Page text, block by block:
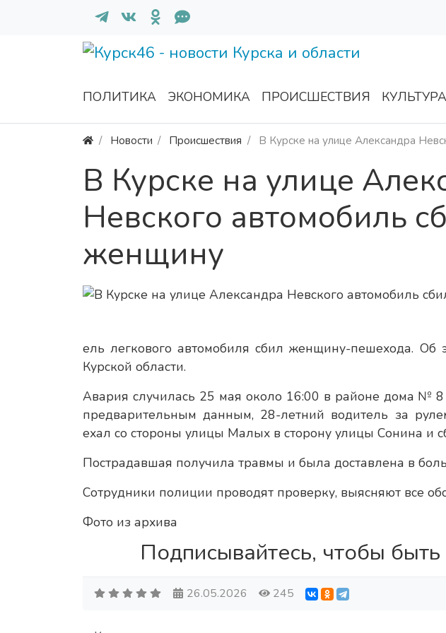
ПОЛИТИКА ЭКОНОМИКА ПРОИСШЕСТВИЯ КУЛЬТУРА
Новости Происшествия В Курске на улице Александра
В Курске на улице
Невского автомобиль
женщину
ель легкового автомобиля сбил женщину-пешехода. Об
Курской области.
Авария случилась 25 мая около 16:00 в районе дома №
предварительным данным, 28-летний водитель за
ехал со стороны улицы Малых в сторону улицы Сонина и
Пострадавшая получила травмы и была доставлена в
Сотрудники полиции проводят проверку, выясняют все
Фото из архива
Подписывайтесь, чтобы быть
26.05.2026 245